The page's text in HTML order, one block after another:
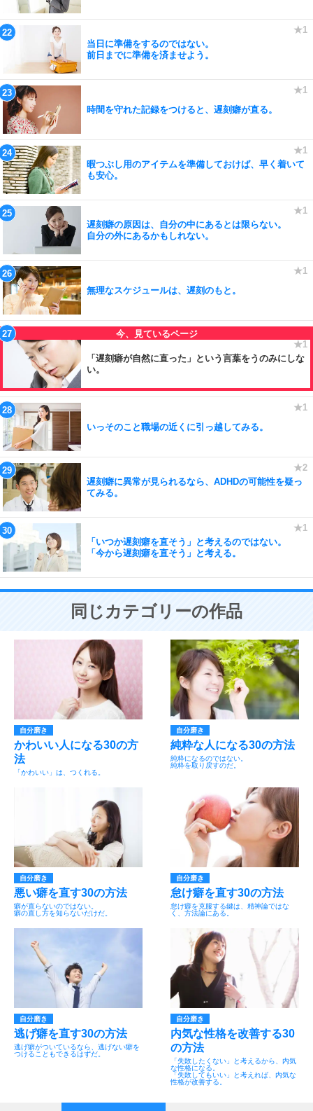
当日に準備をするのではない。
前日までに準備を済ませよう。
時間を守れた記録をつけると、遅刻癖が直る。
暇つぶし用のアイテムを準備しておけば、早く着いて
も安心。
遅刻癖の原因は、自分の中にあるとは限らない。
自分の外にあるかもしれない。
無理なスケジュールは、遅刻のもと。
「遅刻癖が自然に直った」という言葉をうのみにしな
い。
いっそのこと職場の近くに引っ越してみる。
遅刻癖に異常が見られるなら、ADHDの可能性を疑っ
てみる。
「いつか遅刻癖を直そう」と考えるのではない。
「今から遅刻癖を直そう」と考える。
同じカテゴリーの作品
自分磨き
かわいい人になる30の方
法
「かわいい」は、つくれる。
自分磨き
純粋な人になる30の方法
純粋になるのではない。
純粋を取り戻すのだ。
自分磨き
悪い癖を直す30の方法
癖が直らないのではない。
癖の直し方を知らないだけだ。
自分磨き
怠け癖を直す30の方法
怠け癖を克服する鍵は、精神論ではな
く、方法論にある。
自分磨き
逃げ癖を直す30の方法
逃げ癖がついているなら、逃げない癖を
つけることもできるはずだ。
自分磨き
内気な性格を改善する30
の方法
「失敗したくない」と考えるから、内気
な性格になる。
「失敗してもいい」と考えれば、内気な
性格が改善する。